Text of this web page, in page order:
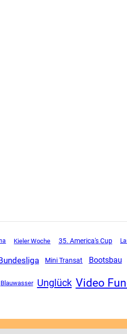
Kieler Woche 35. America's Cup
Mini Transat Bootsbau
Blauwasser Unglück Video